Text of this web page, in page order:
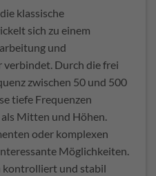
klassische
sich zu einem
und
Durch die frei
zwischen 50 und 500
tiefe Frequenzen
Mitten und Höhen.
oder komplexen
Möglichkeiten.
kontrolliert und stabil